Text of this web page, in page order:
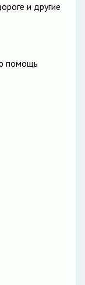
и другие
помощь